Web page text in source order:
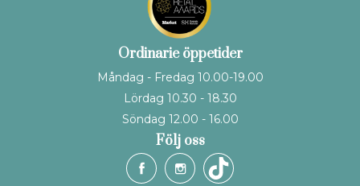
Ordinarie öppetider
Måndag - Fredag 10.00-19.00
Lördag 10.30 - 18.30
Söndag 12.00 - 16.00
Följ oss